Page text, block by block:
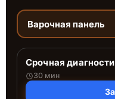
Варочная панель
Срочная
30 мин